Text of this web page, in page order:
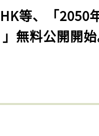
等、「2050
無料公開開